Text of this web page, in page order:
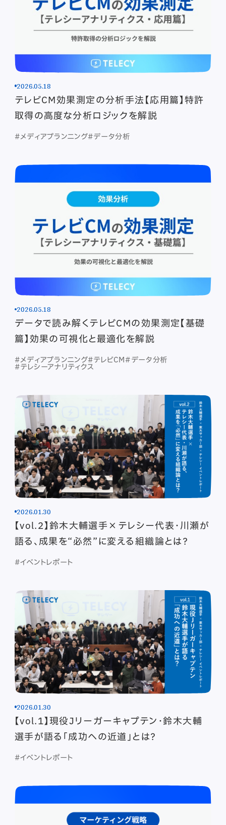
2026.05.18
テレビCM効果測定の分析手法【応用篇】特許
取得の高度な分析ロジックを解説
#メディアプランニング#データ分析
2026.05.18
データで読み解くテレビCMの効果測定【基礎
篇】効果の可視化と最適化を解説
#メディアプランニング#テレビCM #データ分析
#テレシーアナリティクス
2026.01.30
【vol.2】鈴木大輔選手×テレシー代表・川瀬が
語る、成果を“必然”に変える組織論とは？
#イベントレポート
2026.01.30
【vol.1】現役Jリーガーキャプテン・鈴木大輔
選手が語る「成功への近道」とは？
#イベントレポート